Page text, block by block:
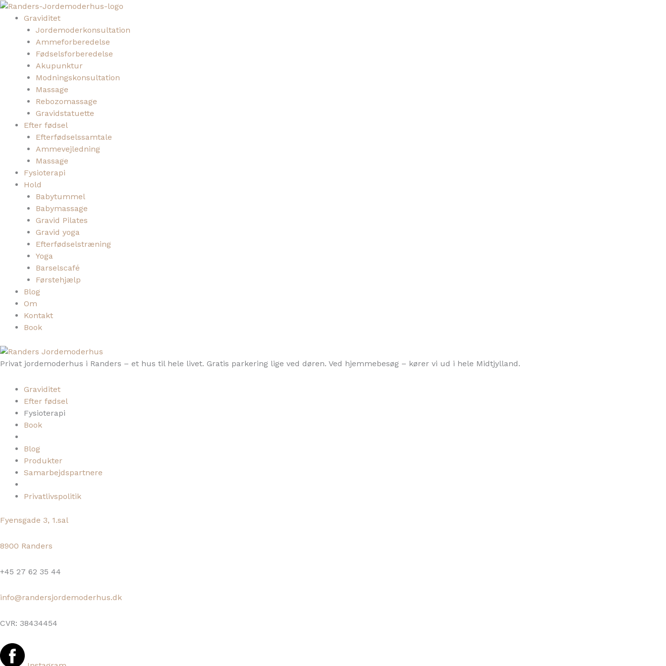
Gå
indholdet
Main
Menu
Graviditet
Jordemoderkonsultation
Ammeforberedelse
Fødselsforberedelse
Akupunktur
Modningskonsultation
Massage
Rebozomassage
Gravidstatuette
Efter fødsel
Efterfødselssamtale
Ammevejledning
Massage
Fysioterapi
Hold
Babytummel
Babymassage
Gravid Pilates
Gravid yoga
Efterfødselstræning
Yoga
Barselscafé
Førstehjælp
Blog
Om
Kontakt
Book
Privat jordemoderhus i Randers – et hus til hele livet. Gratis parkering lige ved døren. Ved hjemmebesøg – kører vi ud i hele Midtjylland.
Graviditet
Efter fødsel
Fysioterapi
Book
Blog
Produkter
Samarbejdspartnere
Privatlivspolitik
Fyensgade 3, 1.sal
8900 Randers
+45 27 62 35 44
info@randersjordemoderhus.dk
CVR: 38434454